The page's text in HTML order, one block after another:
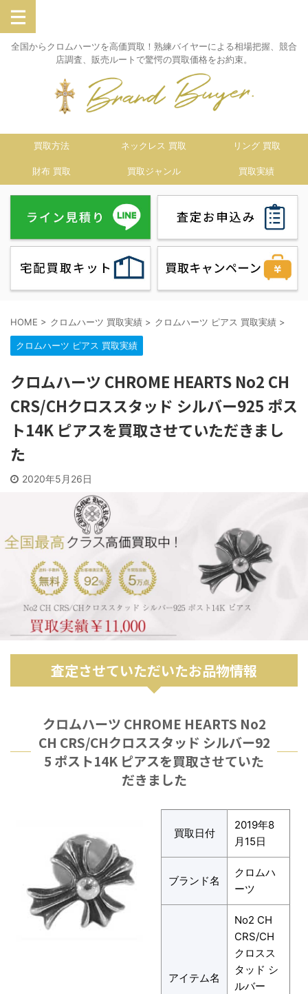
全国からクロムハーツを高価買取！熟練バイヤーによる相場把握、競合
店調査、販売ルートで驚愕の買取価格をお約束。
買取方法 ネックレス 買取 リング 買取
財布 買取 買取ジャンル 買取実績
HOME > クロムハーツ 買取実績 > クロムハーツ ピアス 買取実績 >
クロムハーツ ピアス 買取実績
クロムハーツ CHROME HEARTS No2 CH
CRS/CHクロススタッド シルバー925 ポス
ト14K ピアスを買取させていただきまし
た
2020年5月26日
査定させていただいたお品物情報
クロムハーツ CHROME HEARTS No2
CH CRS/CHクロススタッド シルバー92
5 ポスト14K ピアスを買取させていた
だきました
買取日付
2019年8
月15日
ブランド名
クロムハ
ーツ
アイテム名
No2 CH
CRS/CH
クロスス
タッド シ
ルバー